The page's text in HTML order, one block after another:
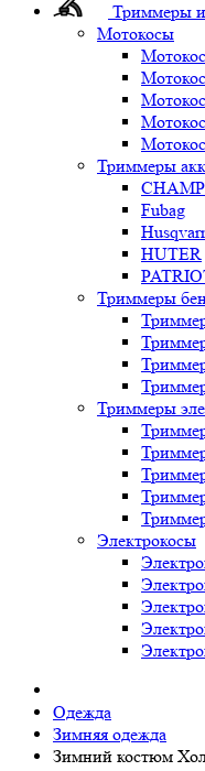
Триммеры
Мотокосы
Триммеры
Fubag
HUTER
Триммеры
Триммеры
Электрокосы
Одежда
Зимняя одежда
Зимний костюм